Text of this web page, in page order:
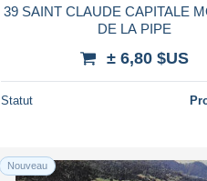
39 SAINT CLAUDE CAPITALE
DE LA PIPE
± 6,80 $US
Statut
Nouveau